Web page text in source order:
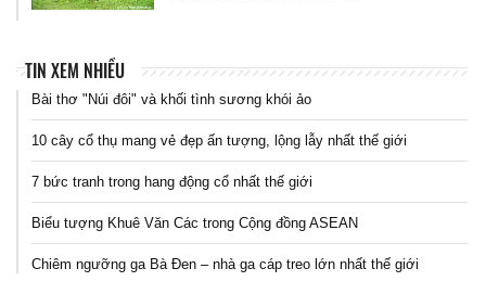
TIN XEM NHIỀU
Bài thơ "Núi đôi" và khối tình sương khói ảo
10 cây cổ thụ mang vẻ đẹp ấn tượng, lộng lẫy nhất thế giới
7 bức tranh trong hang động cổ nhất thế giới
Biểu tượng Khuê Văn Các trong Cộng đồng ASEAN
Chiêm ngưỡng ga Bà Đen – nhà ga cáp treo lớn nhất thế giới